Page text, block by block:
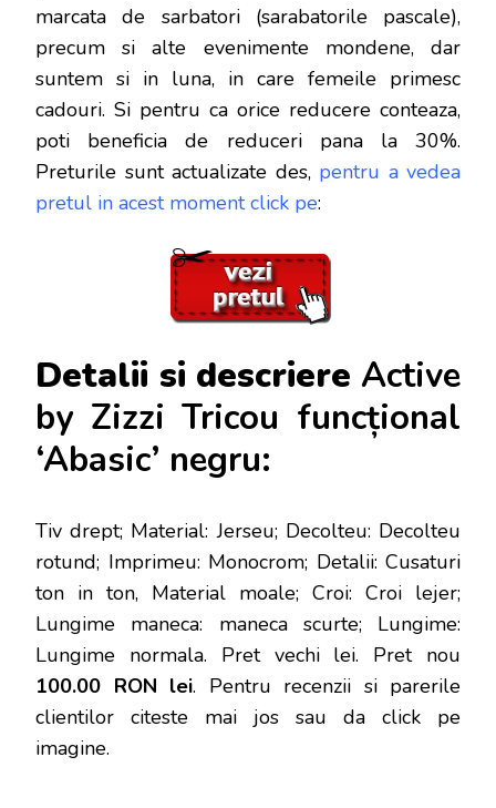
marcata de sarbatori (sarabatorile pascale),
precum si alte evenimente mondene, dar
suntem si in luna, in care femeile primesc
cadouri. Si pentru ca orice reducere conteaza,
poti beneficia de reduceri pana la 30%.
Preturile sunt actualizate des, pentru a vedea
pretul in acest moment click pe:
Detalii si descriere Active
by Zizzi Tricou funcțional
‘Abasic’ negru:
Tiv drept; Material: Jerseu; Decolteu: Decolteu
rotund; Imprimeu: Monocrom; Detalii: Cusaturi
ton in ton, Material moale; Croi: Croi lejer;
Lungime maneca: maneca scurte; Lungime:
Lungime normala. Pret vechi lei. Pret nou
100.00 RON lei. Pentru recenzii si parerile
clientilor citeste mai jos sau da click pe
imagine.